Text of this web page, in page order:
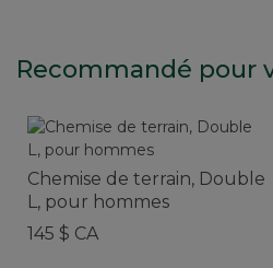
Recommandé pour
Chemise de terrain, Double
L, pour hommes
145 $ CA